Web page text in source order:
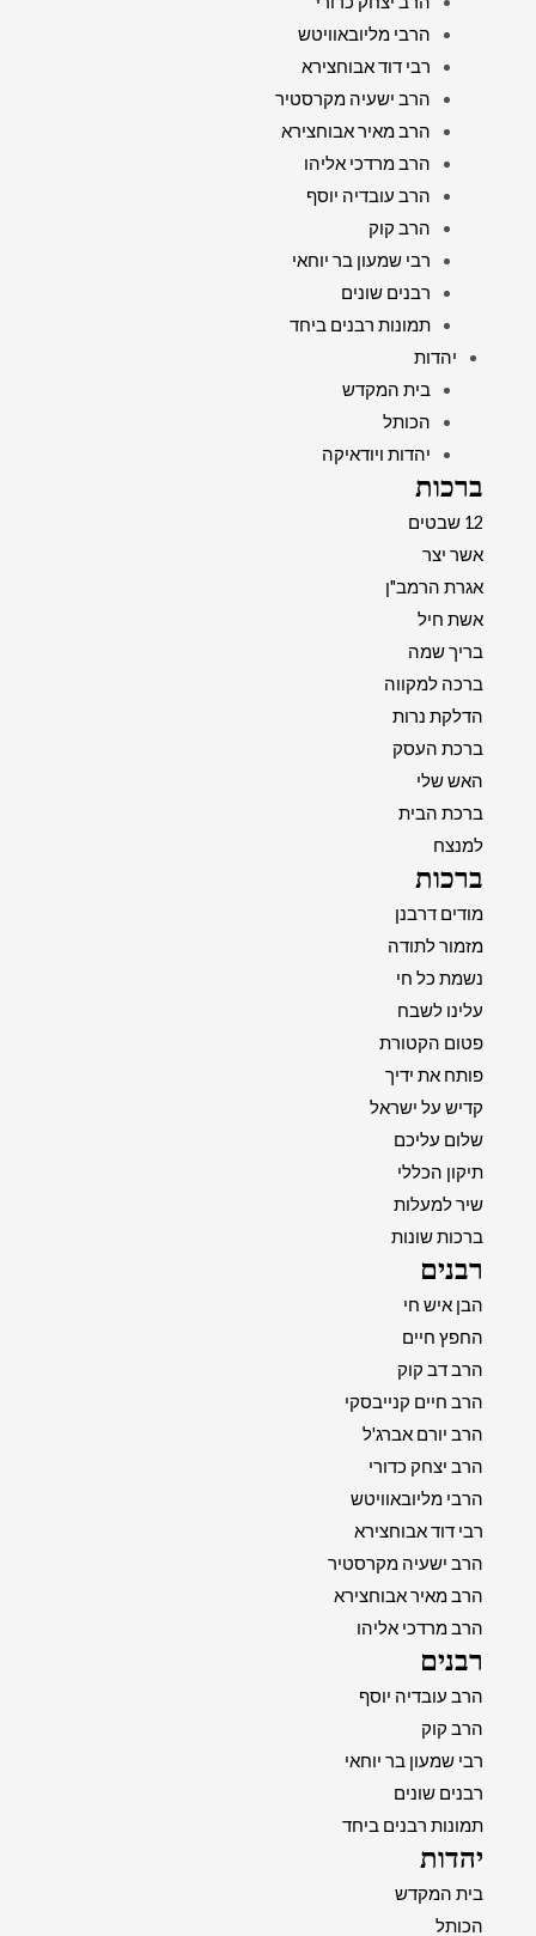
הרבי מליובאוויטש
רבי דוד אבוחצירא
הרב ישעיה מקרסטיר
הרב מאיר אבוחצירא
הרב מרדכי אליהו
הרב עובדיה יוסף
הרב קוק
רבי שמעון בר יוחאי
רבנים שונים
תמונות רבנים ביחד
יהדות
בית המקדש
הכותל
יהדות ויודאיקה
ברכות
12 שבטים
אשר יצר
אגרת הרמב"ן
אשת חיל
בריך שמה
ברכה למקווה
הדלקת נרות
ברכת העסק
האש שלי
ברכת הבית
למנצח
ברכות
מודים דרבנן
מזמור לתודה
נשמת כל חי
עלינו לשבח
פטום הקטורת
פותח את ידיך
קדיש על ישראל
שלום עליכם
תיקון הכללי
שיר למעלות
ברכות שונות
רבנים
הבן איש חי
החפץ חיים
הרב דב קוק
הרב חיים קנייבסקי
הרב יורם אברג'ל
הרב יצחק כדורי
הרבי מליובאוויטש
רבי דוד אבוחצירא
הרב ישעיה מקרסטיר
הרב מאיר אבוחצירא
הרב מרדכי אליהו
רבנים
הרב עובדיה יוסף
הרב קוק
רבי שמעון בר יוחאי
רבנים שונים
תמונות רבנים ביחד
יהדות
בית המקדש
הכותל